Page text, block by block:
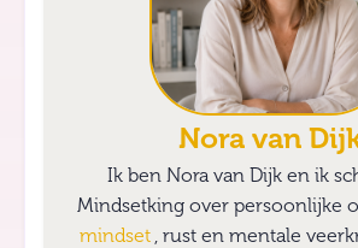
Nora van
Ik ben Nora van Dijk en ik
Mindsetking over persoonlijke
mindset , rust en mentale